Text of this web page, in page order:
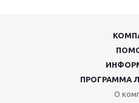
ПРОГРАММА
О